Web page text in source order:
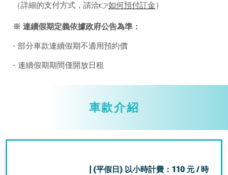
​（詳細的支付方式，請洽👉如何預付訂金）
※ 連續假期定義依據政府公告為準：
- 部分車款連續假期不適用預約價
- 連續假期期間僅開放日租
車款介紹
| (平假日) 以小時計費：110 元 / 時